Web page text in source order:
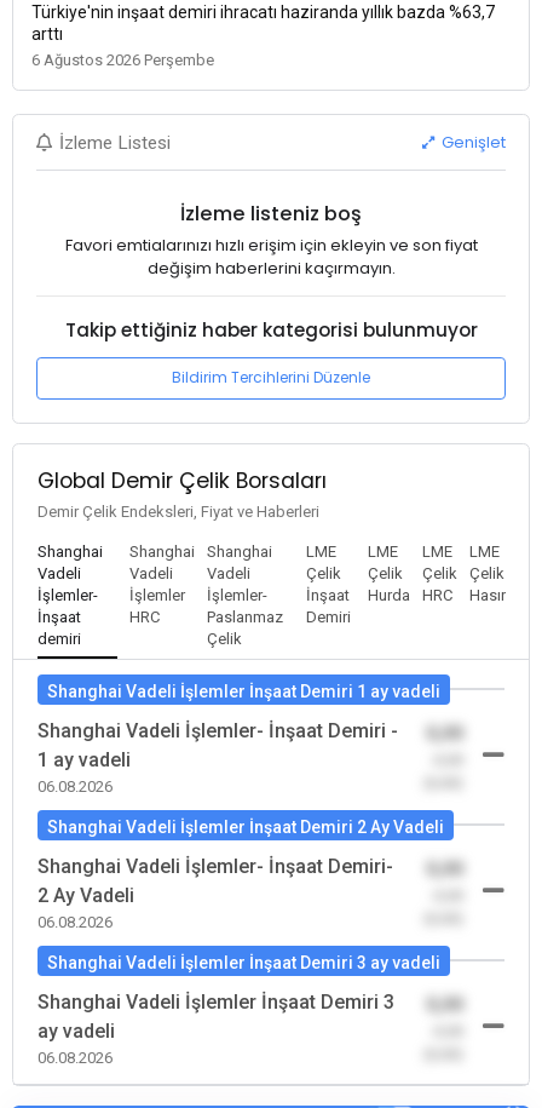
Türkiye'nin inşaat demiri ihracatı haziranda yıllık bazda %63,7
arttı
6 Ağustos 2026 Perşembe
İzleme Listesi Genişlet
İzleme listeniz boş
Favori emtialarınızı hızlı erişim için ekleyin ve son fiyat
değişim haberlerini kaçırmayın.
Takip ettiğiniz haber kategorisi bulunmuyor
Bildirim Tercihlerini Düzenle
Global Demir Çelik Borsaları
Demir Çelik Endeksleri, Fiyat ve Haberleri
Shanghai
Vadeli
İşlemler-
İnşaat
demiri
Shanghai
Vadeli
İşlemler
HRC
Shanghai
Vadeli
İşlemler-
Paslanmaz
Çelik
LME
Çelik
İnşaat
Demiri
LME
Çelik
Hurda
LME
Çelik
HRC
LME
Çelik
Hasır
Shanghai Vadeli İşlemler İnşaat Demiri 1 ay vadeli
Shanghai Vadeli İşlemler- İnşaat Demiri -
1 ay vadeli
06.08.2026
Shanghai Vadeli İşlemler İnşaat Demiri 2 Ay Vadeli
Shanghai Vadeli İşlemler- İnşaat Demiri-
2 Ay Vadeli
06.08.2026
Shanghai Vadeli İşlemler İnşaat Demiri 3 ay vadeli
Shanghai Vadeli İşlemler İnşaat Demiri 3
ay vadeli
06.08.2026